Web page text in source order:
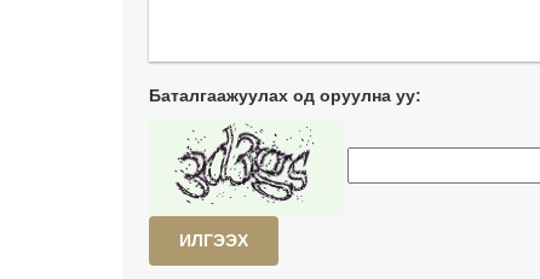
Баталгаажуулах од оруулна уу:
ИЛГЭЭХ